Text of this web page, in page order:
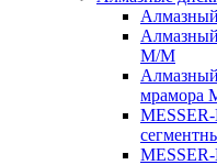
M/M
мрамора